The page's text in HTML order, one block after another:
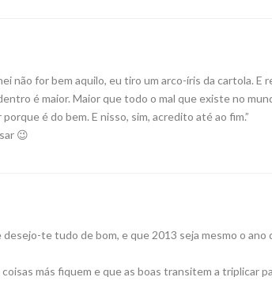
não for bem aquilo, eu tiro um arco-íris da cartola. E
é maior. Maior que todo o mal que existe no
é do bem. E nisso, sim, acredito até ao fim.”
😉
te tudo de bom, e que 2013 seja mesmo o ano
más fiquem e que as boas transitem a triplicar